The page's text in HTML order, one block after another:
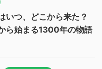
いつ、どこから来た？
ら始まる1300年の物語